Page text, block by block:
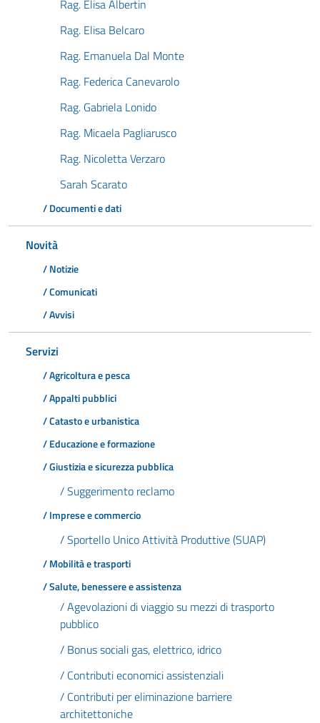
Rag. Elisa Albertin
Rag. Elisa Belcaro
Rag. Emanuela Dal Monte
Rag. Federica Canevarolo
Rag. Gabriela Lonido
Rag. Micaela Pagliarusco
Rag. Nicoletta Verzaro
Sarah Scarato
/ Documenti e dati
Novità
/ Notizie
/ Comunicati
/ Avvisi
Servizi
/ Agricoltura e pesca
/ Appalti pubblici
/ Catasto e urbanistica
/ Educazione e formazione
/ Giustizia e sicurezza pubblica
/ Suggerimento reclamo
/ Imprese e commercio
/ Sportello Unico Attività Produttive (SUAP)
/ Mobilità e trasporti
/ Salute, benessere e assistenza
/ Agevolazioni di viaggio su mezzi di trasporto
pubblico
/ Bonus sociali gas, elettrico, idrico
/ Contributi economici assistenziali
/ Contributi per eliminazione barriere
architettoniche